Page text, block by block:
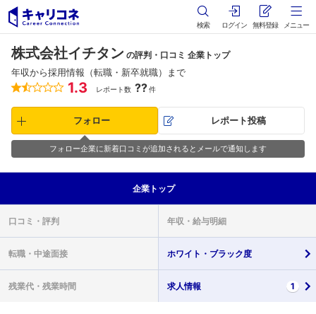
検索 ログイン 無料登録 メニュー
株式会社イチタン の評判・口コミ 企業トップ
年収から採用情報（転職・新卒就職）まで
1.3 レポート数 ??件
フォロー レポート投稿
フォロー企業に新着口コミが追加されるとメールで通知します
企業 トップ
口コミ・ 評判 年収・ 給与明細
転職・ 中途面接 ホワイト・ ブラック度
残業代・ 残業時間 求人情報 1